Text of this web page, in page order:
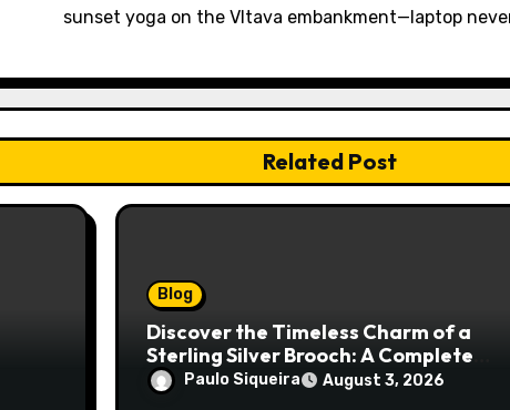
sunset yoga on the Vltava embankment—laptop
Related Post
Blog
Discover the Timeless Charm of a
Sterling Silver Brooch: A Complete
Style Companion
Paulo Siqueira August 3, 2026